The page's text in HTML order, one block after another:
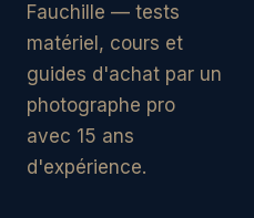
Fauchille — tests
matériel, cours et
guides d'achat par un
photographe pro
avec 15 ans
d'expérience.